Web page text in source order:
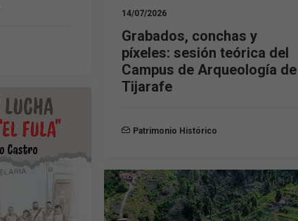
14/07/2026
Grabados, conchas y
píxeles: sesión teórica del
Campus de Arqueología de
Tijarafe
Patrimonio Histórico